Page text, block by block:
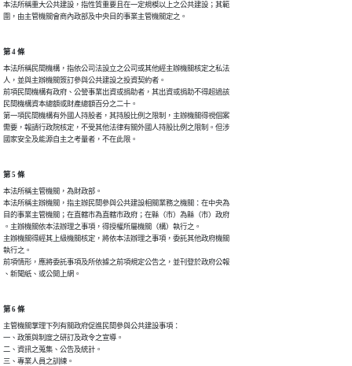
本法所稱重大公共建設，指性質重要且在一定規模以上之公共建設；其範
圍，由主管機關會商內政部及中央目的事業主管機關定之。
第 4 條
本法所稱民間機構，指依公司法設立之公司或其他經主辦機關核定之私法
人，並與主辦機關簽訂參與公共建設之投資契約者。
前項民間機構有政府、公營事業出資或捐助者，其出資或捐助不得超過該
民間機構資本總額或財產總額百分之二十。
第一項民間機構有外國人持股者，其持股比例之限制，主辦機關得視個案
需要，報請行政院核定，不受其他法律有關外國人持股比例之限制。但涉
國家安全及能源自主之考量者，不在此限。
第 5 條
本法所稱主管機關，為財政部。
本法所稱主辦機關，指主辦民間參與公共建設相關業務之機關：在中央為
目的事業主管機關；在直轄市為直轄市政府；在縣（市）為縣（市）政府
。主辦機關依本法辦理之事項，得授權所屬機關（構）執行之。
主辦機關得經其上級機關核定，將依本法辦理之事項，委託其他政府機關
執行之。
前項情形，應將委託事項及所依據之前項規定公告之，並刊登於政府公報
、新聞紙、或公開上網。
第 6 條
主管機關掌理下列有關政府促進民間參與公共建設事項：
一、政策與制度之研訂及政令之宣導。
二、資訊之蒐集、公告及統計。
三、專業人員之訓練。